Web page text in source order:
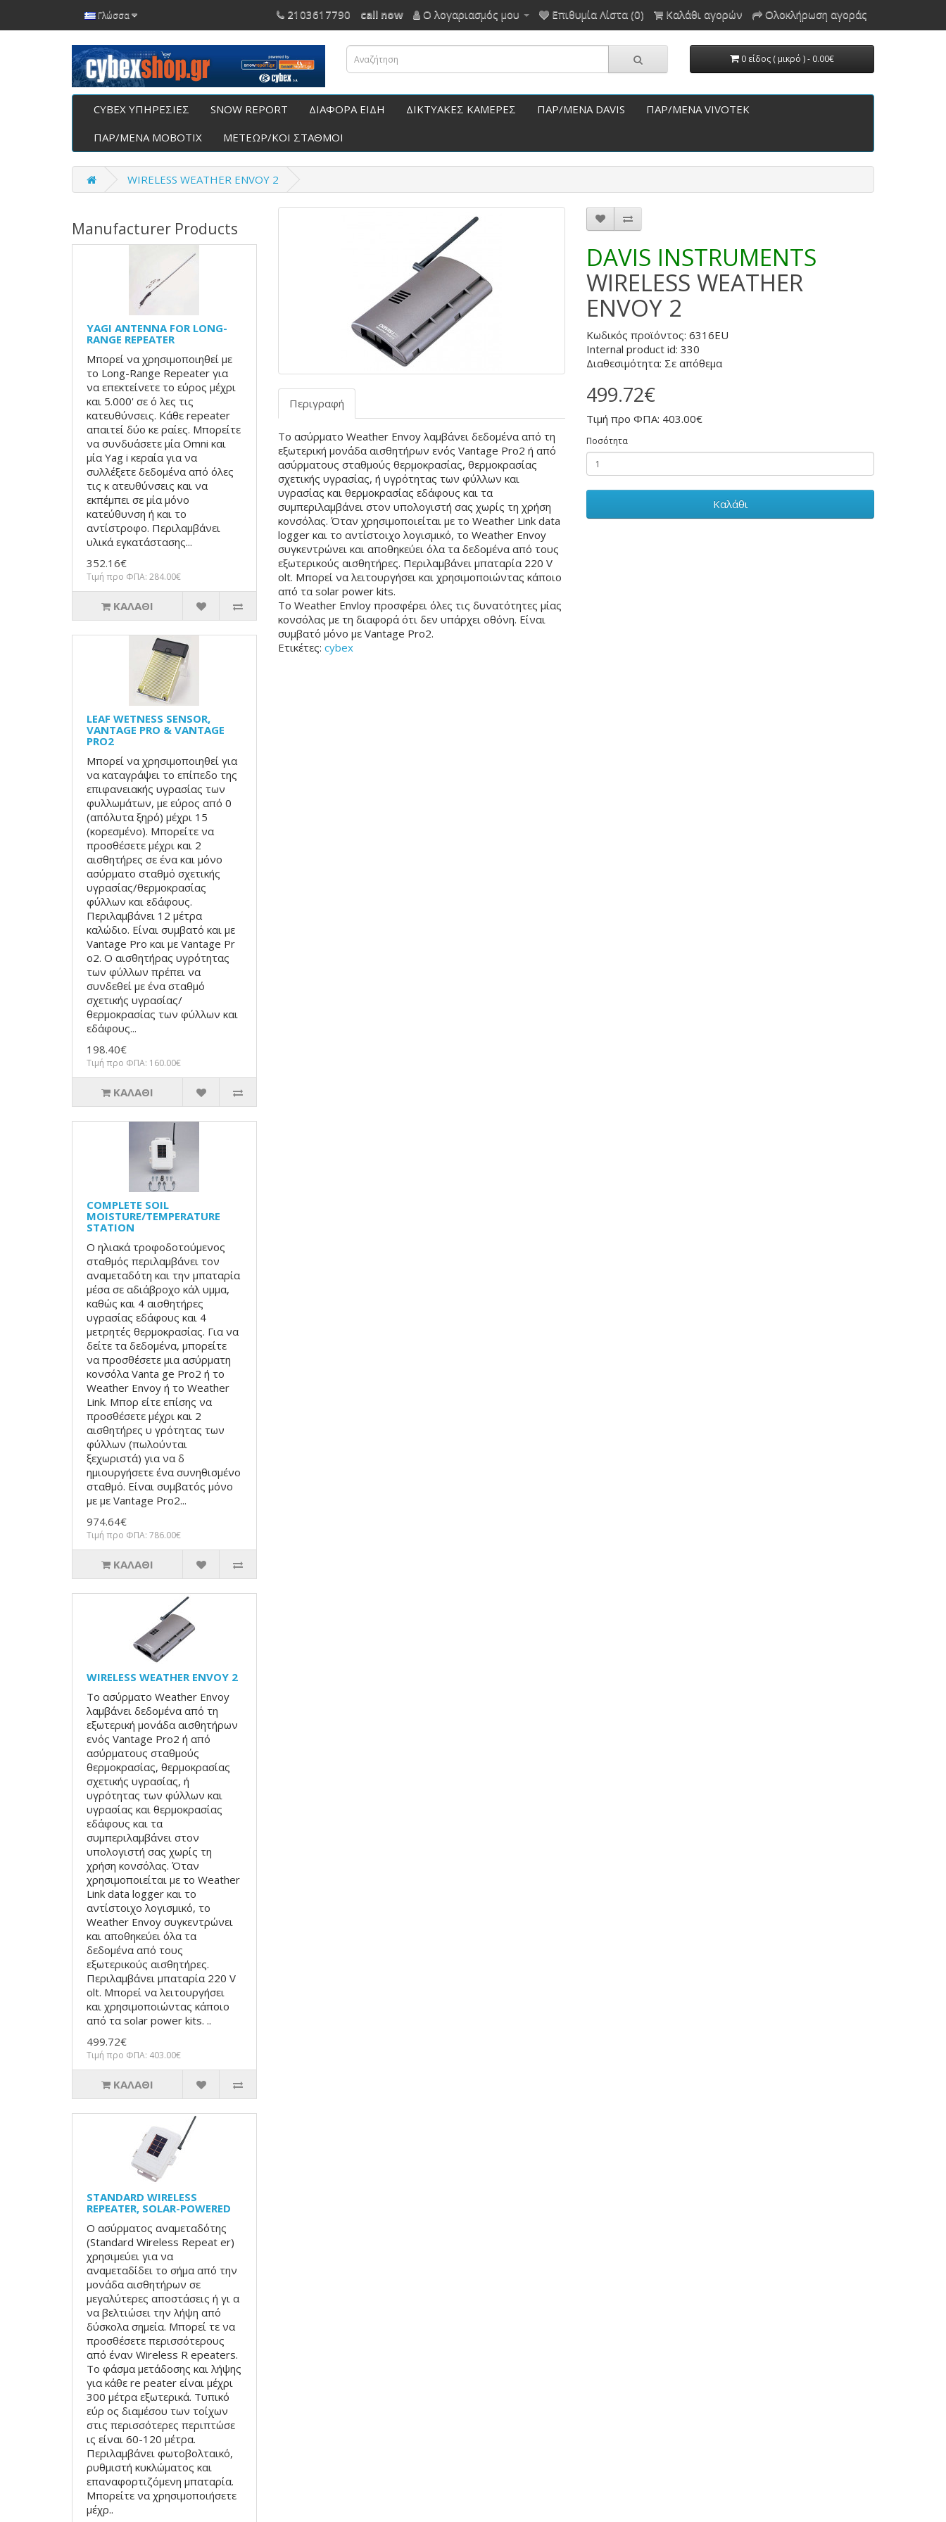
Γλώσσα 2103617790 call now Ο λογαριασμός μου Επιθυμία Λίστα (0) Καλάθι αγορών Ολοκλήρωση αγοράς
0 είδος ( μικρό ) - 0.00€
CYBEX ΥΠΗΡΕΣΙΕΣ SNOW REPORT ΔΙΑΦΟΡΑ ΕΙΔΗ ΔΙΚΤΥΑΚΕΣ ΚΑΜΕΡΕΣ ΠΑΡ/ΜΕΝΑ DAVIS
ΠΑΡ/ΜΕΝΑ VIVOTEK
ΠΑΡ/ΜΕΝΑ ΜΟΒΟΤΙΧ
ΜΕΤΕΩΡ/ΚΟΙ ΣΤΑΘΜΟΙ
WIRELESS WEATHER ENVOY 2
Manufacturer Products
YAGI ANTENNA FOR LONG-
RANGE REPEATER
Μπορεί να χρησιμοποιηθεί με
το Long-Range Repeater για
να επεκτείνετε το εύρος μέχρι
και 5.000' σε ό λες τις
κατευθύνσεις. Κάθε repeater
απαιτεί δύο κε ραίες. Μπορείτε
να συνδυάσετε μία Omni και
μία Yag i κεραία για να
συλλέξετε δεδομένα από όλες
τις κ ατευθύνσεις και να
εκπέμπει σε μία μόνο
κατεύθυνση ή και το
αντίστροφο. Περιλαμβάνει
υλικά εγκατάστασης...
352.16€
Τιμή προ ΦΠΑ: 284.00€
ΚΑΛΆΘΙ
LEAF WETNESS SENSOR,
VANTAGE PRO & VANTAGE
PRO2
Μπορεί να χρησιμοποιηθεί για
να καταγράψει το επίπεδο της
επιφανειακής υγρασίας των
φυλλωμάτων, με εύρος από 0
(απόλυτα ξηρό) μέχρι 15
(κορεσμένο). Μπορείτε να
προσθέσετε μέχρι και 2
αισθητήρες σε ένα και μόνο
ασύρματο σταθμό σχετικής
υγρασίας/θερμοκρασίας
φύλλων και εδάφους.
Περιλαμβάνει 12 μέτρα
καλώδιο. Είναι συμβατό και με
Vantage Pro και με Vantage Pr
o2. Ο αισθητήρας υγρότητας
των φύλλων πρέπει να
συνδεθεί με ένα σταθμό
σχετικής υγρασίας/
θερμοκρασίας των φύλλων και
εδάφους...
198.40€
Τιμή προ ΦΠΑ: 160.00€
ΚΑΛΆΘΙ
COMPLETE SOIL
MOISTURE/TEMPERATURE
STATION
Ο ηλιακά τροφοδοτούμενος
σταθμός περιλαμβάνει τον
αναμεταδότη και την μπαταρία
μέσα σε αδιάβροχο κάλ υμμα,
καθώς και 4 αισθητήρες
υγρασίας εδάφους και 4
μετρητές θερμοκρασίας. Για να
δείτε τα δεδομένα, μπορείτε
να προσθέσετε μια ασύρματη
κονσόλα Vanta ge Pro2 ή το
Weather Envoy ή το Weather
Link. Μπορ είτε επίσης να
προσθέσετε μέχρι και 2
αισθητήρες υ γρότητας των
φύλλων (πωλούνται
ξεχωριστά) για να δ
ημιουργήσετε ένα συνηθισμένο
σταθμό. Είναι συμβατός μόνο
με με Vantage Pro2...
974.64€
Τιμή προ ΦΠΑ: 786.00€
ΚΑΛΆΘΙ
WIRELESS WEATHER ENVOY 2
Το ασύρματο Weather Envoy
λαμβάνει δεδομένα από τη
εξωτερική μονάδα αισθητήρων
ενός Vantage Pro2 ή από
ασύρματους σταθμούς
θερμοκρασίας, θερμοκρασίας
σχετικής υγρασίας, ή
υγρότητας των φύλλων και
υγρασίας και θερμοκρασίας
εδάφους και τα
συμπεριλαμβάνει στον
υπολογιστή σας χωρίς τη
χρήση κονσόλας. Όταν
χρησιμοποιείται με το Weather
Link data logger και το
αντίστοιχο λογισμικό, το
Weather Envoy συγκεντρώνει
και αποθηκεύει όλα τα
δεδομένα από τους
εξωτερικούς αισθητήρες.
Περιλαμβάνει μπαταρία 220 V
olt. Μπορεί να λειτουργήσει
και χρησιμοποιώντας κάποιο
από τα solar power kits. ..
499.72€
Τιμή προ ΦΠΑ: 403.00€
ΚΑΛΆΘΙ
STANDARD WIRELESS
REPEATER, SOLAR-POWERED
Ο ασύρματος αναμεταδότης
(Standard Wireless Repeat er)
χρησιμεύει για να
αναμεταδίδει το σήμα από την
μονάδα αισθητήρων σε
μεγαλύτερες αποστάσεις ή γι α
να βελτιώσει την λήψη από
δύσκολα σημεία. Μπορεί τε να
προσθέσετε περισσότερους
από έναν Wireless R epeaters.
Το φάσμα μετάδοσης και λήψης
για κάθε re peater είναι μέχρι
300 μέτρα εξωτερικά. Τυπικό
εύρ ος διαμέσου των τοίχων
στις περισσότερες περιπτώσε
ις είναι 60-120 μέτρα.
Περιλαμβάνει φωτοβολταικό,
ρυθμιστή κυκλώματος και
επαναφορτιζόμενη μπαταρία.
Μπορείτε να χρησιμοποιήσετε
μέχρ..
Περιγραφή
Το ασύρματο Weather Envoy λαμβάνει δεδομένα από τη
εξωτερική μονάδα αισθητήρων ενός Vantage Pro2 ή από
ασύρματους σταθμούς θερμοκρασίας, θερμοκρασίας
σχετικής υγρασίας, ή υγρότητας των φύλλων και
υγρασίας και θερμοκρασίας εδάφους και τα
συμπεριλαμβάνει στον υπολογιστή σας χωρίς τη χρήση
κονσόλας. Όταν χρησιμοποιείται με το Weather Link data
logger και το αντίστοιχο λογισμικό, το Weather Envoy
συγκεντρώνει και αποθηκεύει όλα τα δεδομένα από τους
εξωτερικούς αισθητήρες. Περιλαμβάνει μπαταρία 220 V
olt. Μπορεί να λειτουργήσει και χρησιμοποιώντας κάποιο
από τα solar power kits.
Το Weather Envloy προσφέρει όλες τις δυνατότητες μίας
κονσόλας με τη διαφορά ότι δεν υπάρχει οθόνη. Είναι
συμβατό μόνο με Vantage Pro2.
DAVIS INSTRUMENTS
WIRELESS WEATHER
ENVOY 2
Κωδικός προϊόντος: 6316EU
Internal product id: 330
Διαθεσιμότητα: Σε απόθεμα
499.72€
Τιμή προ ΦΠΑ: 403.00€
Ποσότητα
Καλάθι
Ετικέτες: cybex